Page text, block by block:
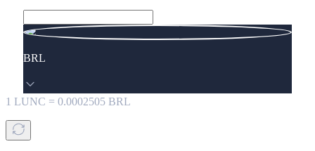
BRL
1 LUNC = 0.0002505 BRL